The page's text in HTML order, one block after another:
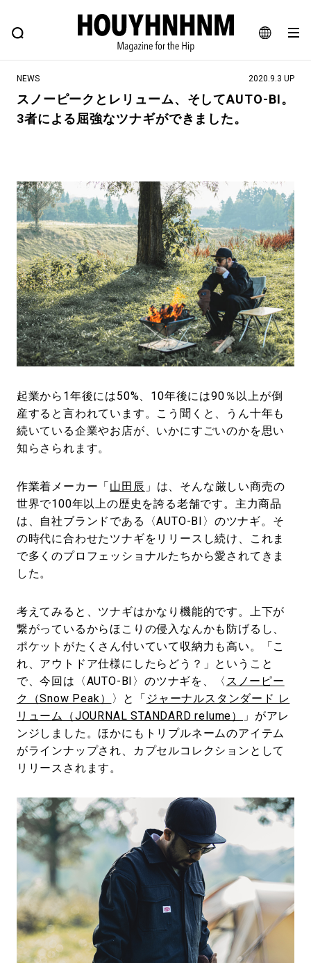
JA
EN
FEATURE BLOG SNAP
ヒップなファッション、カルチャー、ライフスタイルWEBマガジン
#NEW VINTAGE #マイナーグッド図鑑
#路地裏てぃーん。 #MONTHLY JOURNAL
#GH 銘品の所以 #フイナムのYouTube
#Commune H #FOCUS IT #AH.H
#ととけん #FASHION #MUSIC #MOVIE
#LIFESTYLE #SNEAKER #OUTDOOR
#SPORTS #HANDSOME HANDBOOK
NEWS 2020.9.3 UP
スノーピークとレリューム、そしてAUTO-BI。
3者による屈強なツナギができました。
起業から1年後には50%、10年後には90％以上が倒
産すると言われています。こう聞くと、うん十年も
続いている企業やお店が、いかにすごいのかを思い
知らさられます。
作業着メーカー「 山田辰 」は、そんな厳しい商売の
世界で100年以上の歴史を誇る老舗です。主力商品
は、自社ブランドである〈AUTO-BI〉のツナギ。そ
の時代に合わせたツナギをリリースし続け、これま
で多くのプロフェッショナルたちから愛されてきま
した。
考えてみると、ツナギはかなり機能的です。上下が
繋がっているからほこりの侵入なんかも防げるし、
ポケットがたくさん付いていて収納力も高い。「こ
れ、アウトドア仕様にしたらどう？」ということ
で、今回は〈AUTO-BI〉のツナギを、〈 スノーピー
ク（Snow Peak）
〉と「 ジャーナルスタンダード レ
リューム（JOURNAL STANDARD relume）
」がアレ
ンジしました。ほかにもトリプルネームのアイテム
がラインナップされ、カプセルコレクションとして
リリースされます。